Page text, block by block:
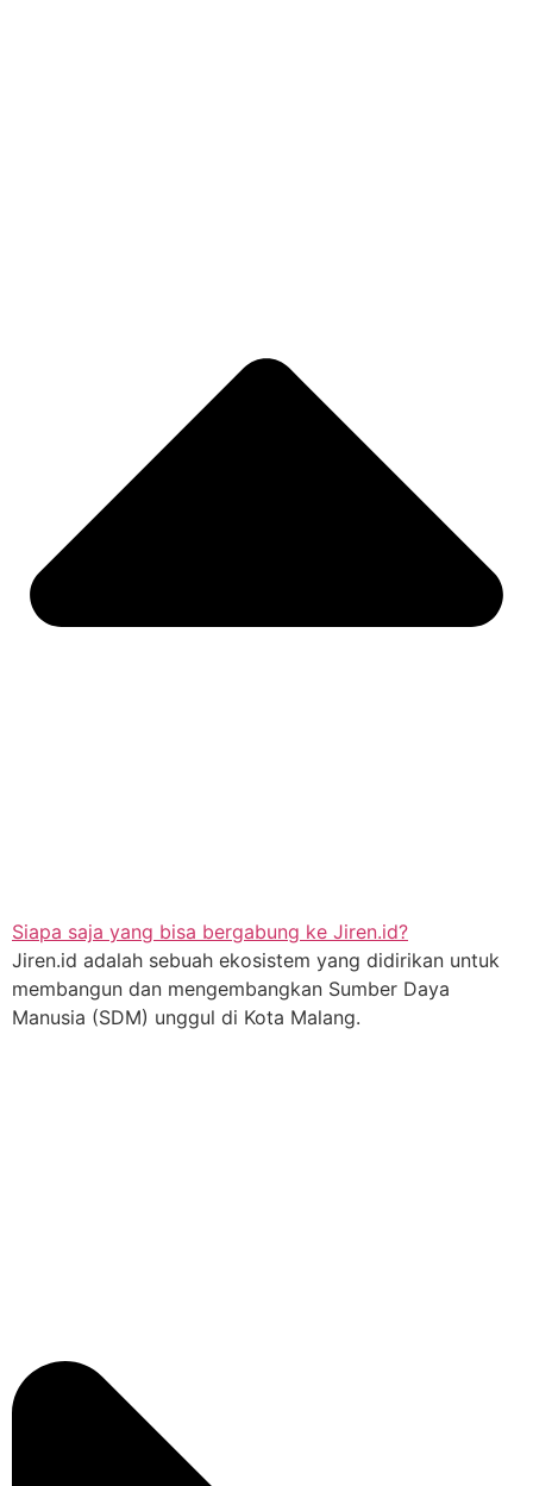
Siapa saja yang bisa bergabung ke Jiren.id?
Jiren.id adalah sebuah ekosistem yang didirikan untuk
membangun dan mengembangkan Sumber Daya
Manusia (SDM) unggul di Kota Malang.